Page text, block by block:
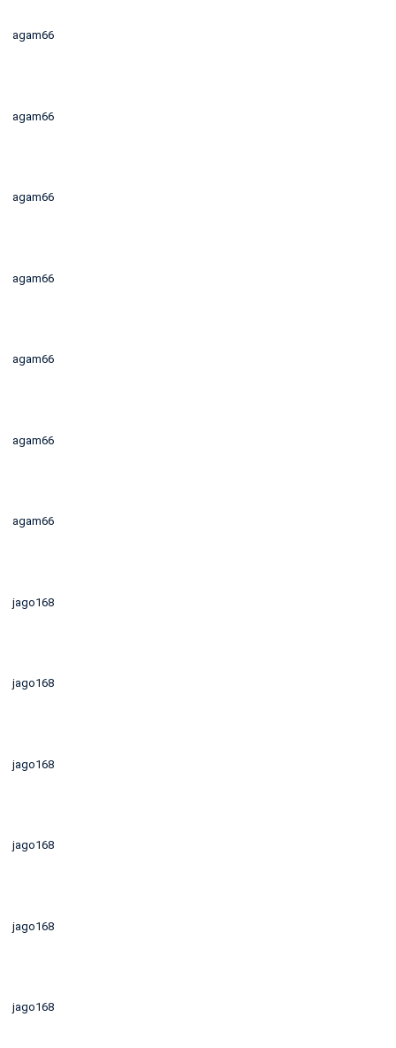
agam66
agam66
agam66
agam66
agam66
agam66
agam66
jago168
jago168
jago168
jago168
jago168
jago168